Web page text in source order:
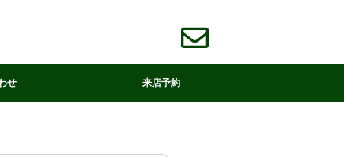
せ 来店予約